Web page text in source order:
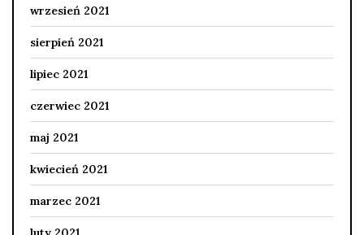
wrzesień 2021
sierpień 2021
lipiec 2021
czerwiec 2021
maj 2021
kwiecień 2021
marzec 2021